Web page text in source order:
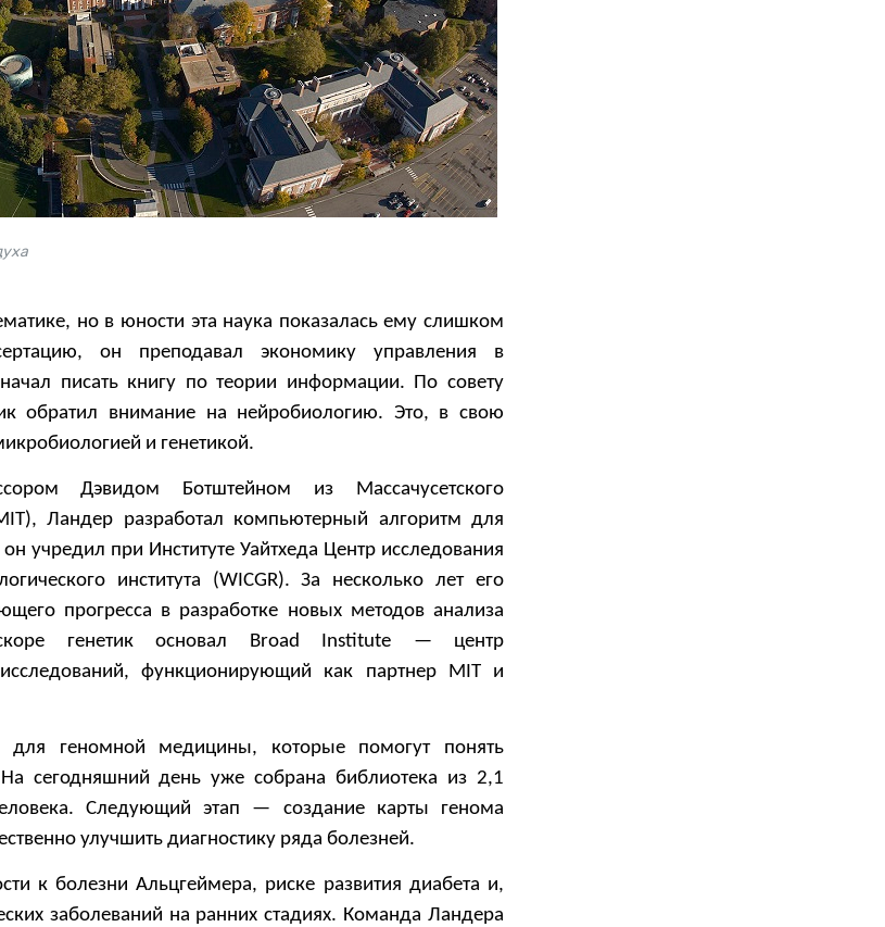
но в юности эта наука показалась ему слишком
он преподавал экономику управления в
писать книгу по теории информации. По совету
обратил внимание на нейробиологию. Это, в свою
и генетикой.
Дэвидом Ботштейном из Массачусетского
Ландер разработал компьютерный алгоритм для
учредил при Институте Уайтхеда Центр исследования
института (WICGR). За несколько лет его
прогресса в разработке новых методов анализа
генетик основал Broad Institute — центр
функционирующий как партнер MIT и
для геномной медицины, которые помогут понять
сегодняшний день уже собрана библиотека из 2,1
Следующий этап — создание карты генома
улучшить диагностику ряда болезней.
к болезни Альцгеймера, риске развития диабета и,
заболеваний на ранних стадиях. Команда Ландера